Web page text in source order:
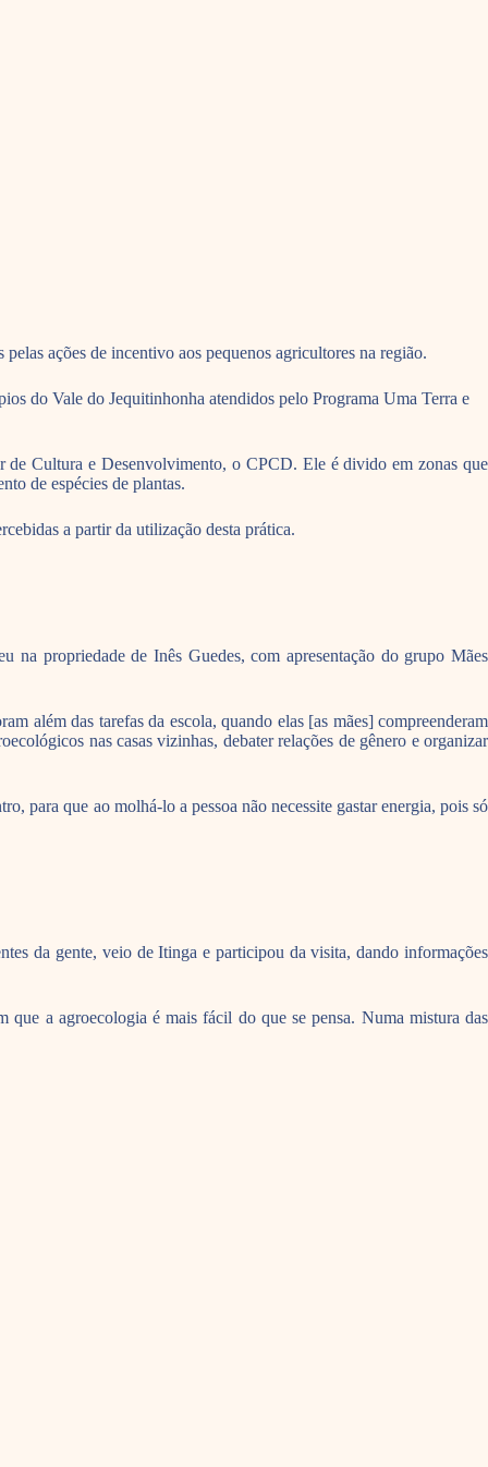
ações de incentivo aos pequenos agricultores na região.
do Vale do Jequitinhonha atendidos pelo Programa Uma Terra e
Cultura e Desenvolvimento, o CPCD. Ele é divido em zonas que
de espécies de plantas.
a partir da utilização desta prática.
propriedade de Inês Guedes, com apresentação do grupo Mães
além das tarefas da escola, quando elas [as mães] compreenderam
nas casas vizinhas, debater relações de gênero e organizar
para que ao molhá-lo a pessoa não necessite gastar energia, pois só
da gente, veio de Itinga e participou da visita, dando informações
a agroecologia é mais fácil do que se pensa. Numa mistura das